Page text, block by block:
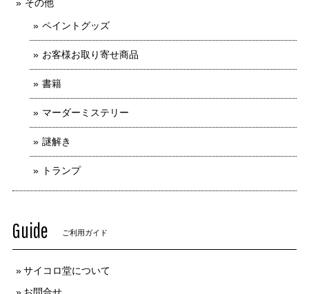
その他
ペイントグッズ
お客様お取り寄せ商品
書籍
マーダーミステリー
謎解き
トランプ
Guide ご利用ガイド
サイコロ堂について
お問合せ